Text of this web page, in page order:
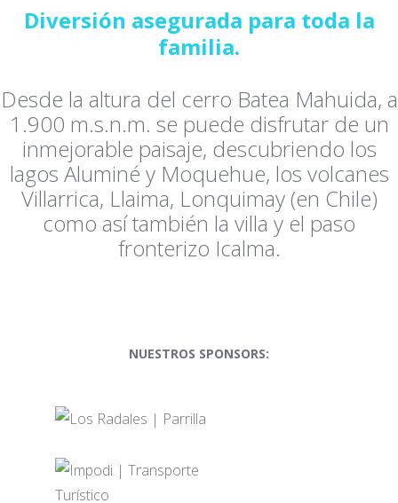
Diversión asegurada para toda la
familia.
Desde la altura del cerro Batea Mahuida, a
1.900 m.s.n.m. se puede disfrutar de un
inmejorable paisaje, descubriendo los
lagos Aluminé y Moquehue, los volcanes
Villarrica, Llaima, Lonquimay (en Chile)
como así también la villa y el paso
fronterizo Icalma.
NUESTROS SPONSORS: